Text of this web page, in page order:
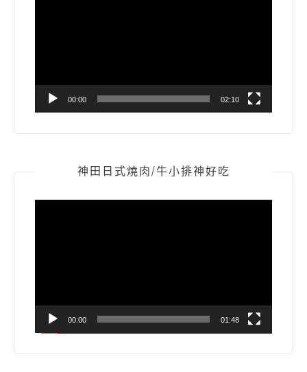
00:00 02:10
神田日式燒肉/牛小排神好吃
00:00 01:48